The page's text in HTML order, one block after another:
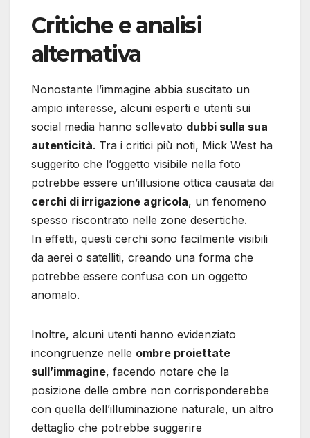
Critiche e analisi
alternativa
Nonostante l’immagine abbia suscitato un
ampio interesse, alcuni esperti e utenti sui
social media hanno sollevato dubbi sulla sua
autenticità. Tra i critici più noti, Mick West ha
suggerito che l’oggetto visibile nella foto
potrebbe essere un’illusione ottica causata dai
cerchi di irrigazione agricola, un fenomeno
spesso riscontrato nelle zone desertiche.
In effetti, questi cerchi sono facilmente visibili
da aerei o satelliti, creando una forma che
potrebbe essere confusa con un oggetto
anomalo.
Inoltre, alcuni utenti hanno evidenziato
incongruenze nelle ombre proiettate
sull’immagine, facendo notare che la
posizione delle ombre non corrisponderebbe
con quella dell’illuminazione naturale, un altro
dettaglio che potrebbe suggerire